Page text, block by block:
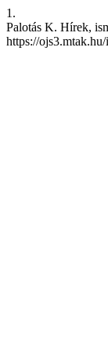
1.
Palotás K. Hírek,
https://